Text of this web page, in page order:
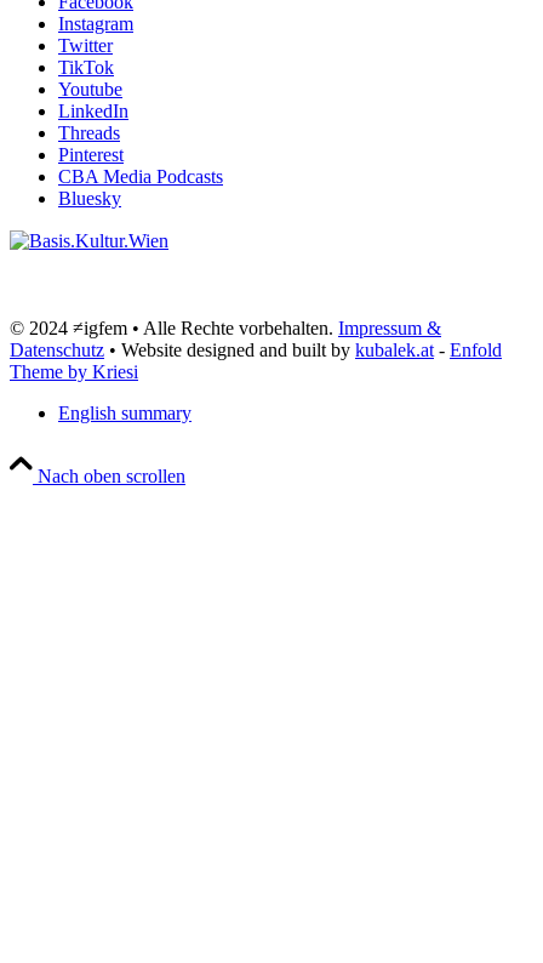
Instagram
Twitter
TikTok
Youtube
LinkedIn
Threads
Pinterest
CBA Media Podcasts
Bluesky
© 2024 ≠igfem • Alle Rechte vorbehalten. Impressum &
Datenschutz • Website designed and built by kubalek.at - Enfold
Theme by Kriesi
English summary
Nach oben scrollen